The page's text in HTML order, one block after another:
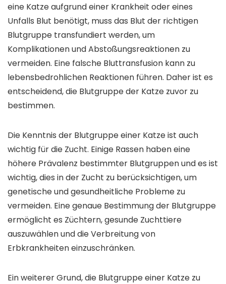
eine Katze aufgrund einer Krankheit oder eines
Unfalls Blut benötigt, muss das Blut der richtigen
Blutgruppe transfundiert werden, um
Komplikationen und Abstoßungsreaktionen zu
vermeiden. Eine falsche Bluttransfusion kann zu
lebensbedrohlichen Reaktionen führen. Daher ist es
entscheidend, die Blutgruppe der Katze zuvor zu
bestimmen.
Die Kenntnis der Blutgruppe einer Katze ist auch
wichtig für die Zucht. Einige Rassen haben eine
höhere Prävalenz bestimmter Blutgruppen und es ist
wichtig, dies in der Zucht zu berücksichtigen, um
genetische und gesundheitliche Probleme zu
vermeiden. Eine genaue Bestimmung der Blutgruppe
ermöglicht es Züchtern, gesunde Zuchttiere
auszuwählen und die Verbreitung von
Erbkrankheiten einzuschränken.
Ein weiterer Grund, die Blutgruppe einer Katze zu